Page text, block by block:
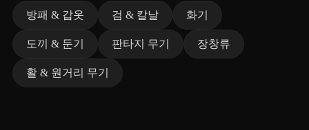
방패 & 갑옷 검 & 칼날 화기
도끼 & 둔기 판타지 무기 장창류
활 & 원거리 무기